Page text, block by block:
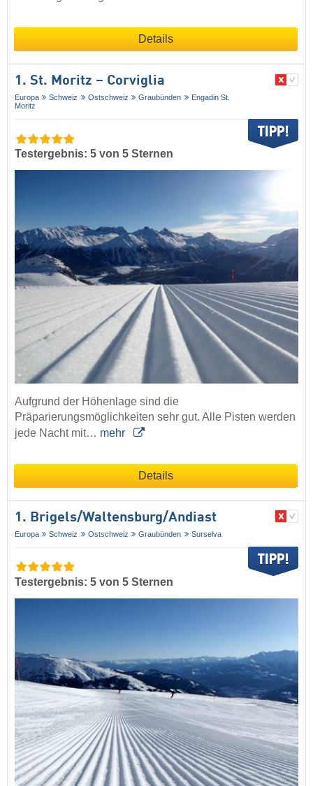
Details
1. St. Moritz – Corviglia
Europa Schweiz Ostschweiz Graubünden
Engadin St.
Moritz
Testergebnis: 5 von 5 Sternen
Aufgrund der Höhenlage sind die
Präparierungsmöglichkeiten sehr gut. Alle Pisten werden
jede Nacht mit… mehr
Details
1. Brigels/​Waltensburg/​Andiast
Europa Schweiz Ostschweiz Graubünden Surselva
Testergebnis: 5 von 5 Sternen